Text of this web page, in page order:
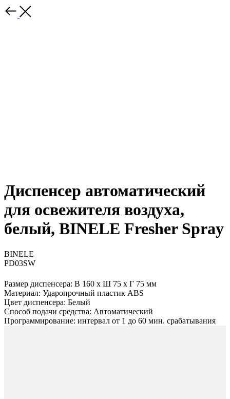
Диспенсер автоматический
для освежителя воздуха,
белый, BINELE Fresher Spray
ВINELE
PD03SW
Размер диспенсера: В 160 х Ш 75 х Г 75 мм
Материал: Ударопрочный пластик ABS
Цвет диспенсера: Белый
Способ подачи средства: Автоматический
Программирование: интервал от 1 до 60 мин. срабатывания